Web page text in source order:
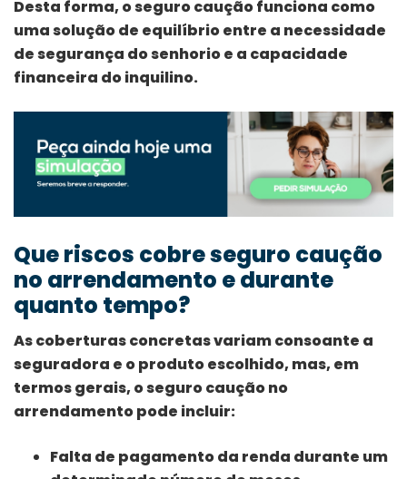
Desta forma, o seguro caução funciona como
uma solução de equilíbrio entre a necessidade
de segurança do senhorio e a capacidade
financeira do inquilino.
Que riscos cobre seguro caução
no arrendamento e durante
quanto tempo?
As coberturas concretas variam consoante a
seguradora e o produto escolhido, mas, em
termos gerais, o seguro caução no
arrendamento pode incluir:
Falta de pagamento da renda durante um